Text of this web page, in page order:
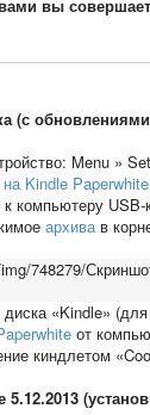
вы
(с
Menu »
Kindle Paperwhite
компьютеру USB-
архива в
диска «Kindle»
от
киндлетом
5.12.2013